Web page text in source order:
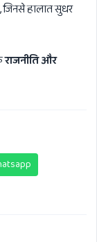
हालात सुधर
राजनीति और